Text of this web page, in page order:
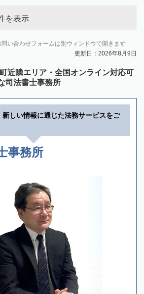
を表示
い合わせフォームは別ウィンドウで開きます
更新日：2026年8月9日
近隣エリア・全国オンライン対応可
司法書士事務所
新しい情報に通じた法務サービスをご
事務所